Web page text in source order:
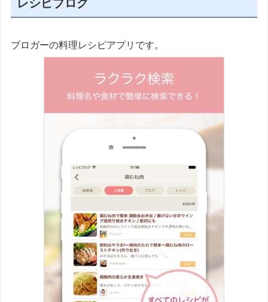
レシピブログ
ブロガーの料理レシピアプリです。